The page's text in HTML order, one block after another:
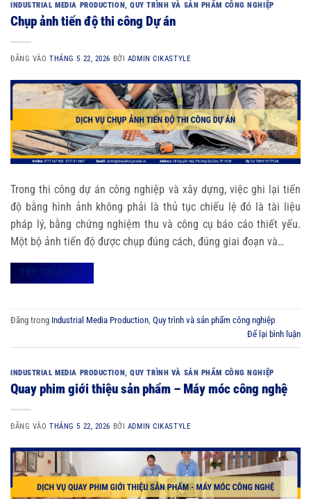
INDUSTRIAL MEDIA PRODUCTION,QUY TRÌNH VÀ SẢN PHẨM CÔNG NGHIỆP
Chụp ảnh tiến độ thi công Dự án
ĐĂNG VÀOTHÁNG 5 22, 2026 BỞI ADMIN CIKASTYLE
Trong thi công dự án công nghiệp và xây dựng, việc ghi lại tiến
độ bằng hình ảnh không phải là thủ tục chiếu lệ đó là tài liệu
pháp lý, bằng chứng nghiệm thu và công cụ báo cáo thiết yếu.
Một bộ ảnh tiến độ được chụp đúng cách, đúng giai đoạn và…
TIẾP TỤC ĐỌC →
Đăng trong Industrial Media Production, Quy trình và sản phẩm công nghiệp
Để lại bình luận
INDUSTRIAL MEDIA PRODUCTION,QUY TRÌNH VÀ SẢN PHẨM CÔNG NGHIỆP
Quay phim giới thiệu sản phẩm – Máy móc công nghệ
ĐĂNG VÀOTHÁNG 5 22, 2026 BỞI ADMIN CIKASTYLE